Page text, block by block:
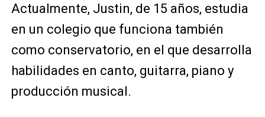
Actualmente, Justin, de 15 años, estudia
en un colegio que funciona también
como conservatorio, en el que desarrolla
habilidades en canto, guitarra, piano y
producción musical.